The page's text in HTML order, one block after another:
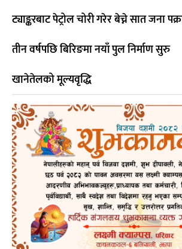
ट्याङ्करबाट पेट्रोल चोरी गरेर बेच्ने सात जना
तीन वर्षपछि बिरिङमा नयाँ पुल निर्माण सुरु
खानेतेलको मूल्यवृद्धि